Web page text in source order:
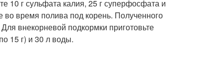
10 г сульфата калия, 25 г суперфосфата и
во время полива под корень. Полученного
внекорневой подкормки приготовьте
15 г) и 30 л воды.